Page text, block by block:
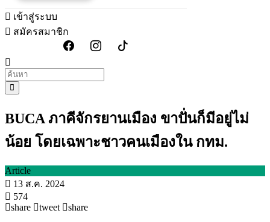
เข้าสู่ระบบ
สมัครสมาชิก
BUCA ภาคีจักรยานเมือง ขาปั่นก็มีอยู่ไม่
น้อย โดยเฉพาะชาวคนเมืองใน กทม.
Article
13 ส.ค. 2024
574
share
tweet share